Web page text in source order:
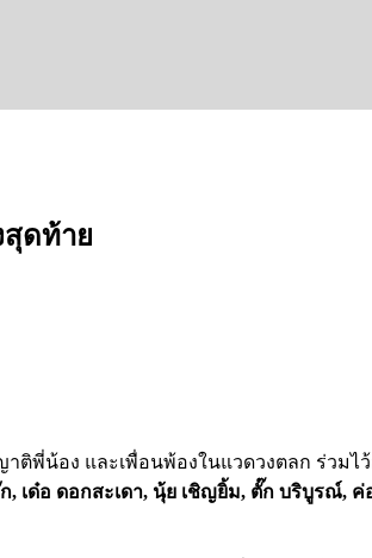
สุดท้าย
ติพี่น้อง และเพื่อนพ้องในแวดวงตลก ร่วมไ
เด๋อ ดอกสะเดา, นุ้ย เชิญยิ้ม, ตั๊ก บริบูรณ์,